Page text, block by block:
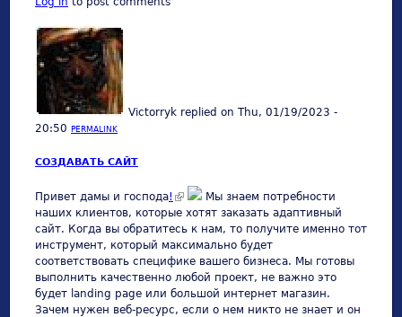
Victorryk replied on Thu, 01/19/2023 -
20:50 PERMALINK
СОЗДАВАТЬ САЙТ
Привет дамы и господа! (link is external)
Мы знаем потребности
наших клиентов, которые хотят заказать адаптивный
сайт. Когда вы обратитесь к нам, то получите именно тот
инструмент, который максимально будет
соответствовать специфике вашего бизнеса. Мы готовы
выполнить качественно любой проект, не важно это
будет landing page или большой интернет магазин.
Зачем нужен веб-ресурс, если о нем никто не знает и он